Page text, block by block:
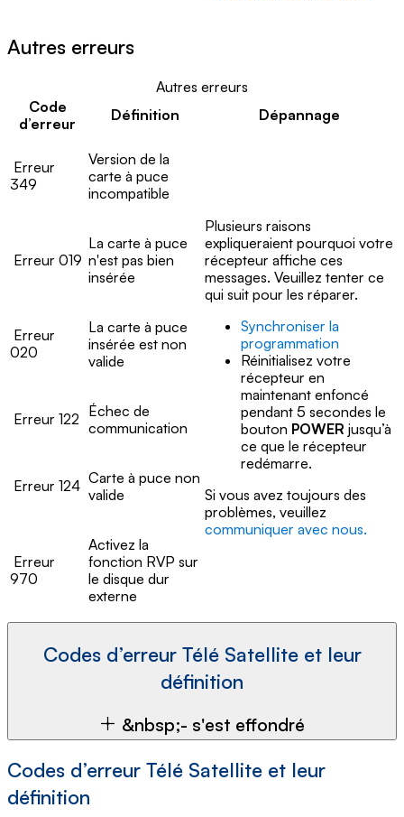
Autres erreurs
Autres erreurs
Code
d’erreur
Définition Dépannage
Erreur
349
Version de la
carte à puce
incompatible
Plusieurs raisons
expliqueraient pourquoi votre
récepteur affiche ces
messages. Veuillez tenter ce
qui suit pour les réparer.
Synchroniser la
programmation
Réinitialisez votre
récepteur en
maintenant enfoncé
pendant 5 secondes le
bouton POWER jusqu’à
ce que le récepteur
redémarre.
Si vous avez toujours des
problèmes, veuillez
communiquer avec nous.
Erreur 019
La carte à puce
n'est pas bien
insérée
Erreur
020
La carte à puce
insérée est non
valide
Erreur 122 Échec de
communication
Erreur 124 Carte à puce non
valide
Erreur
970
Activez la
fonction RVP sur
le disque dur
externe
Codes d’erreur Télé Satellite et leur
définition
&nbsp;- s'est effondré
Codes d’erreur Télé Satellite et leur
définition